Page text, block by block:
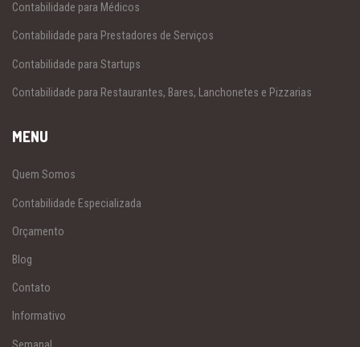
Contabilidade para Médicos
Contabilidade para Prestadores de Serviços
Contabilidade para Startups
Contabilidade para Restaurantes, Bares, Lanchonetes e Pizzarias
MENU
Quem Somos
Contabilidade Especializada
Orçamento
Blog
Contato
Informativo
Semanal